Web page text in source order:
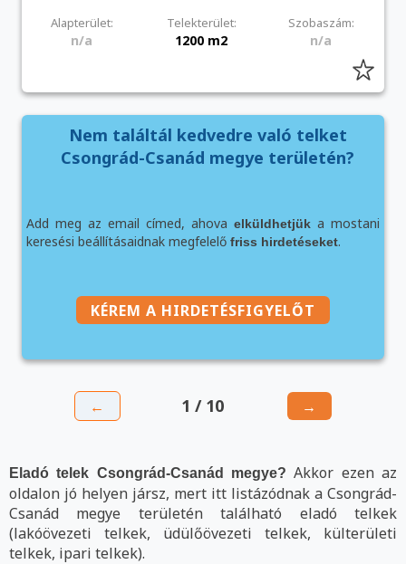
Alapterület: Telekterület: Szobaszám:
n/a 1200 m2 n/a
Nem találtál kedvedre való telket
Csongrád-Csanád megye területén?
Add meg az email címed, ahova elküldhetjük a mostani
keresési beállításaidnak megfelelő friss hirdetéseket.
KÉREM A HIRDETÉSFIGYELŐT
← 1 / 10 →
Eladó telek Csongrád-Csanád megye? Akkor ezen az
oldalon jó helyen jársz, mert itt listázódnak a Csongrád-
Csanád megye területén található eladó telkek
(lakóövezeti telkek, üdülőövezeti telkek, külterületi
telkek, ipari telkek).